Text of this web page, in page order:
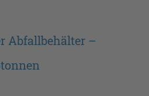
Abfallbehälter –